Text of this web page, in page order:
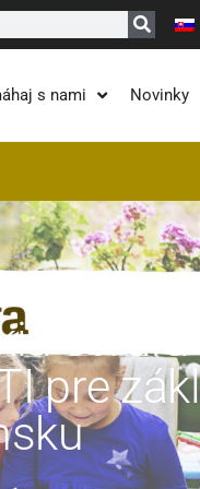
s nami Novinky
otvára
pre